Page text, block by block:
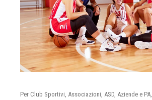
Per Club Sportivi, Associazioni, ASD, Aziende e PA,